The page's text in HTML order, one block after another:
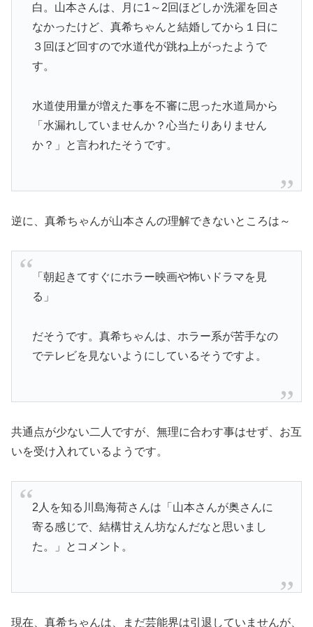
白。山本さんは、月に1～2回ほどしか洗濯を回さ
なかったけど、真希ちゃんと結婚してから１日に
３回ほど回すので水道代が跳ね上がったようで
す。
水道使用量が増えた事を不審に思った水道局から
「水漏れしていませんか？心当たりありません
か？」と言われたそうです。
逆に、真希ちゃんが山本さんの理解できないところは～
「朝起きてすぐにホラー映画や怖いドラマを見
る」
だそうです。真希ちゃんは、ホラー系が苦手なの
でテレビを見ないようにしているそうですよ。
共通点が少ない二人ですが、無理に合わす事はせず、お互
いを受け入れているようです。
2人を知る川島海荷さんは「山本さんが奥さんに
寄る感じで、結構甘えん坊なんだなと思いまし
た。」とコメント。
現在、真希ちゃんは、まだ芸能界は引退していませんが、